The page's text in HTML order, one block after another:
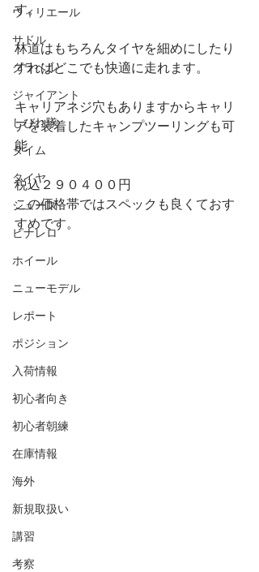
ウィリエール
サドル
グラベル
ジャイアント
しびれ隊
タイム
タイヤ
シューズ
ピナレロ
ホイール
ニューモデル
レポート
ポジション
入荷情報
初心者向き
初心者朝練
在庫情報
海外
新規取扱い
講習
考察
す。
林道はもちろんタイヤを細めにしたり
すればどこでも快適に走れます。
キャリアネジ穴もありますからキャリ
アを装着したキャンプツーリングも可
能
税込２９０４００円
この価格帯ではスペックも良くておす
すめです。